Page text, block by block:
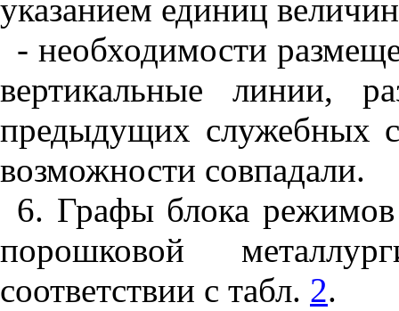
указанием единиц
- необходимости
вертикальные линии,
предыдущих служебных
возможности совпадали.
6. Графы блока режимов
порошковой
соответствии с табл. 2.